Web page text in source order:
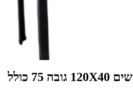
כיריים גז שלושה ראשים 120X40 גובה 75 כולל